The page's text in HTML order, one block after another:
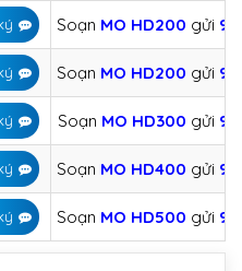
Soạn MO HD200 gửi
Soạn MO HD200 gửi
Soạn MO HD300 gửi
Soạn MO HD400 gửi
Soạn MO HD500 gửi